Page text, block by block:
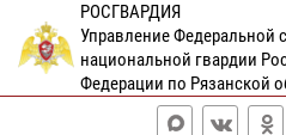
РОСГВАРДИЯ
Управление Федеральной
национальной гвардии
Федерации по Рязанской